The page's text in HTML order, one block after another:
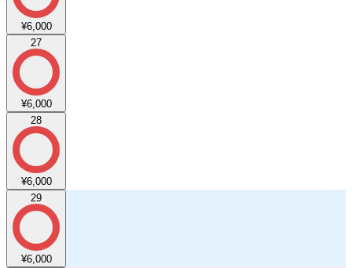
¥6,000
27
¥6,000
28
¥6,000
29
¥6,000